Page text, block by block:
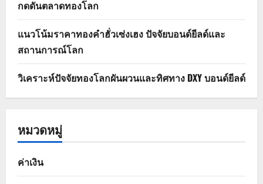
กดดันตลาดทองโลก
แนวโน้มราคาทองคำฮั่วเซ่งเฮง ปัจจัยบอนด์ยีลด์และ
สถานการณ์โลก
วิเคราะห์ปัจจัยทองโลกผันผวนและทิศทาง DXY บอนด์ยีลด์
หมวดหมู่
ค่าเงิน